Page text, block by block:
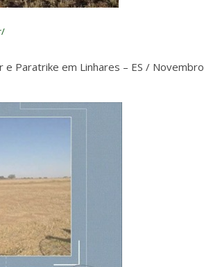
e Paratrike em Linhares – ES / Novembro